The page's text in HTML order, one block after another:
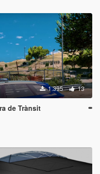
1.395 13
de Trànsit